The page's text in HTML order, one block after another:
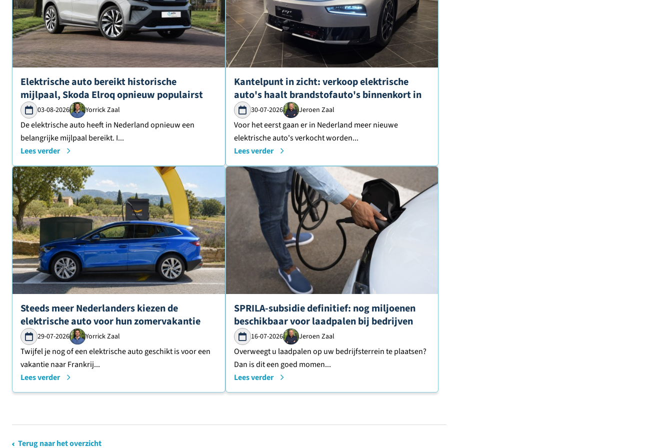
Lees verder over
Elektrische auto bereikt historische
mijlpaal, Skoda Elroq opnieuw populairst
03-08-2026 Yorrick Zaal
De elektrische auto heeft in Nederland opnieuw een
belangrijke mijlpaal bereikt. I...
Lees verder
Lees verder over
Kantelpunt in zicht: verkoop elektrische
auto's haalt brandstofauto's binnenkort in
30-07-2026 Jeroen Zaal
Voor het eerst gaan er in Nederland meer nieuwe
elektrische auto's verkocht worden...
Lees verder
Lees verder over
Steeds meer Nederlanders kiezen de
elektrische auto voor hun zomervakantie
29-07-2026 Yorrick Zaal
Twijfel je nog of een elektrische auto geschikt is voor een
vakantie naar Frankrij...
Lees verder
Lees verder over
SPRILA-subsidie definitief: nog miljoenen
beschikbaar voor laadpalen bij bedrijven
16-07-2026 Jeroen Zaal
Overweegt u laadpalen op uw bedrijfsterrein te plaatsen?
Dan is dit een goed momen...
Lees verder
Terug naar het overzicht